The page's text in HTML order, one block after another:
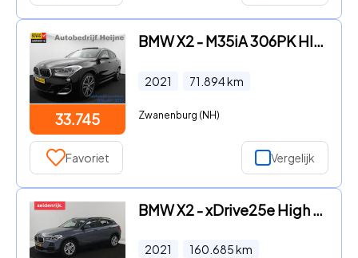
33.745
BMW X2 - M35iA 306PK HIGH EXECUTIVE M-SPORT HALF-LEDER/NAVI/HEAD-UP/P
2021 71.894km
Zwanenburg (NH)
Favoriet Vergelijk
BMW X2 - xDrive25e High Executive | SOH 85, 7% | Head-Up | Leder | Sp
2021 160.685km